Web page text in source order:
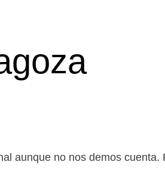
aunque no nos demos cuenta.